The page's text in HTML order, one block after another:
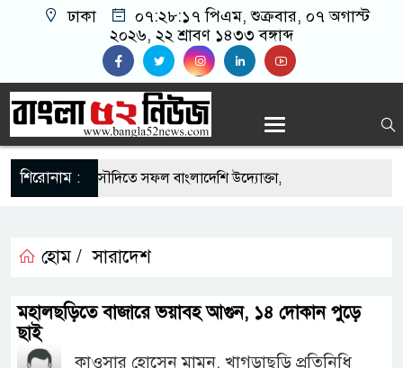
ঢাকা ০৭:২৮:১৮ পিএম, শুক্রবার, ০৭ অগাস্ট
২০২৬, ২২ শ্রাবণ ১৪৩৩ বঙ্গাব্দ
শিরোনাম :
এর সুযোগে সৌদিতে সফল বাংলাদেশি উদ্যোক্তা,
মাছে মিলল মাইক্রোপ্লাস্টিক, বেশি কই মাছে
ব্যবসায়িক অগ্রযাত্রায় নতুন অধ্যায়
হোম / সারাদেশ
মহালছড়িতে বাজারে ভয়াবহ আগুন, ১৪ দোকান পুড়ে
ছাই
কাওসার হোসেন মামুন, খাগড়াছড়ি প্রতিনিধি